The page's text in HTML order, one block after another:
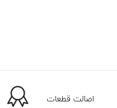
اصالت قطعات